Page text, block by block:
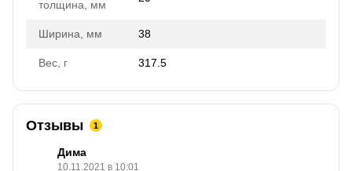
толщина, мм
Ширина, мм 38
Вес, г 317.5
Отзывы 1
Дима
10.11.2021 в 10:01